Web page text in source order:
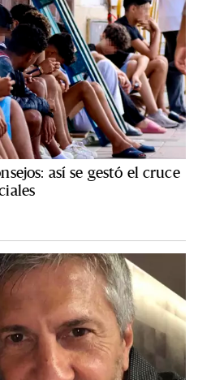
así se gestó el cruce